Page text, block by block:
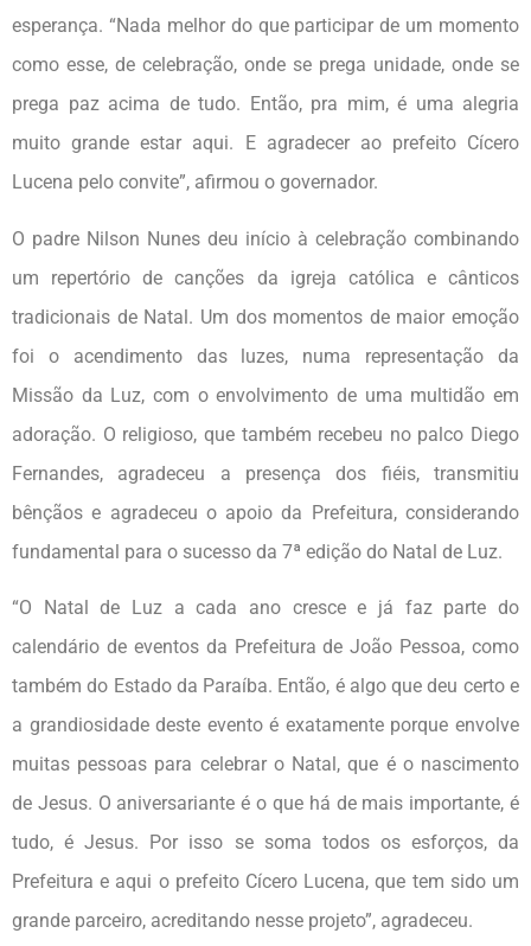
esperança. “Nada melhor do que participar de um momento
como esse, de celebração, onde se prega unidade, onde se
prega paz acima de tudo. Então, pra mim, é uma alegria
muito grande estar aqui. E agradecer ao prefeito Cícero
Lucena pelo convite”, afirmou o governador.
O padre Nilson Nunes deu início à celebração combinando
um repertório de canções da igreja católica e cânticos
tradicionais de Natal. Um dos momentos de maior emoção
foi o acendimento das luzes, numa representação da
Missão da Luz, com o envolvimento de uma multidão em
adoração. O religioso, que também recebeu no palco Diego
Fernandes, agradeceu a presença dos fiéis, transmitiu
bênçãos e agradeceu o apoio da Prefeitura, considerando
fundamental para o sucesso da 7ª edição do Natal de Luz.
“O Natal de Luz a cada ano cresce e já faz parte do
calendário de eventos da Prefeitura de João Pessoa, como
também do Estado da Paraíba. Então, é algo que deu certo e
a grandiosidade deste evento é exatamente porque envolve
muitas pessoas para celebrar o Natal, que é o nascimento
de Jesus. O aniversariante é o que há de mais importante, é
tudo, é Jesus. Por isso se soma todos os esforços, da
Prefeitura e aqui o prefeito Cícero Lucena, que tem sido um
grande parceiro, acreditando nesse projeto”, agradeceu.